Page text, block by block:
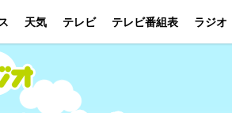
天気 テレビ テレビ番組表 ラジオ